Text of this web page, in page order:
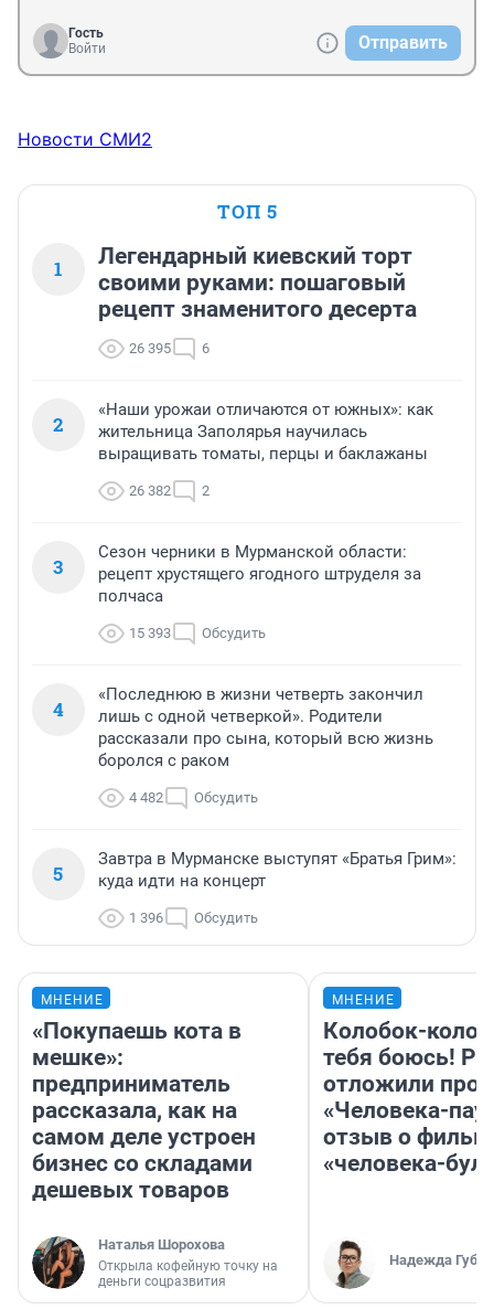
Гость
Войти
Отправить
Новости СМИ2
ТОП 5
1
Легендарный киевский торт
своими руками: пошаговый
рецепт знаменитого десерта
26 395 6
2
«Наши урожаи отличаются от южных»: как
жительница Заполярья научилась
выращивать томаты, перцы и баклажаны
26 382 2
3
Сезон черники в Мурманской области:
рецепт хрустящего ягодного штруделя за
полчаса
15 393 Обсудить
4
«Последнюю в жизни четверть закончил
лишь с одной четверкой». Родители
рассказали про сына, который всю жизнь
боролся с раком
4 482 Обсудить
5
Завтра в Мурманске выступят «Братья Грим»:
куда идти на концерт
1 396 Обсудить
МНЕНИЕ
«Покупаешь кота в
мешке»:
предприниматель
рассказала, как на
самом деле устроен
бизнес со складами
дешевых товаров
Наталья Шорохова
Открыла кофейную точку на
деньги соцразвития
МНЕНИЕ
Колобок-
тебя боюсь!
отложили
«Человека-
отзыв о
«человека-
Надежда